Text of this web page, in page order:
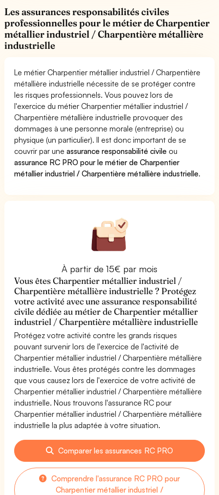
Les assurances responsabilités civiles
professionnelles pour le métier de Charpentier
métallier industriel / Charpentière métallière
industrielle
Le métier Charpentier métallier industriel / Charpentière
métallière industrielle nécessite de se protéger contre
les risques professionnels. Vous pouvez lors de
l'exercice du métier Charpentier métallier industriel /
Charpentière métallière industrielle provoquer des
dommages à une personne morale (entreprise) ou
physique (un particulier). Il est donc important de se
couvrir par uneassurance responsabilité civile ou
assurance RC PRO pour le métier de Charpentier
métallier industriel / Charpentière métallière industrielle.
À partir de 15€ par mois
Vous êtes Charpentier métallier industriel /
Charpentière métallière industrielle ? Protégez
votre activité avec une assurance responsabilité
civile dédiée au métier de Charpentier métallier
industriel / Charpentière métallière industrielle
Protégez votre activité contre les grands risques
pouvant survenir lors de l'exercice de l'activité de
Charpentier métallier industriel / Charpentière métallière
industrielle. Vous êtes protégés contre les dommages
que vous causez lors de l'exercice de votre activité de
Charpentier métallier industriel / Charpentière métallière
industrielle. Nous trouvons l'assurance RC pour
Charpentier métallier industriel / Charpentière métallière
industrielle la plus adaptée à votre situation.
Comparer les assurances RC PRO
Comprendre l'assurance RC PRO pour
Charpentier métallier industriel /